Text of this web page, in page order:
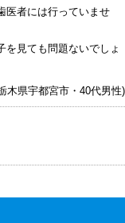
医者には行っていませ
を見ても問題ないでしょ
木県宇都宮市・40代男性)